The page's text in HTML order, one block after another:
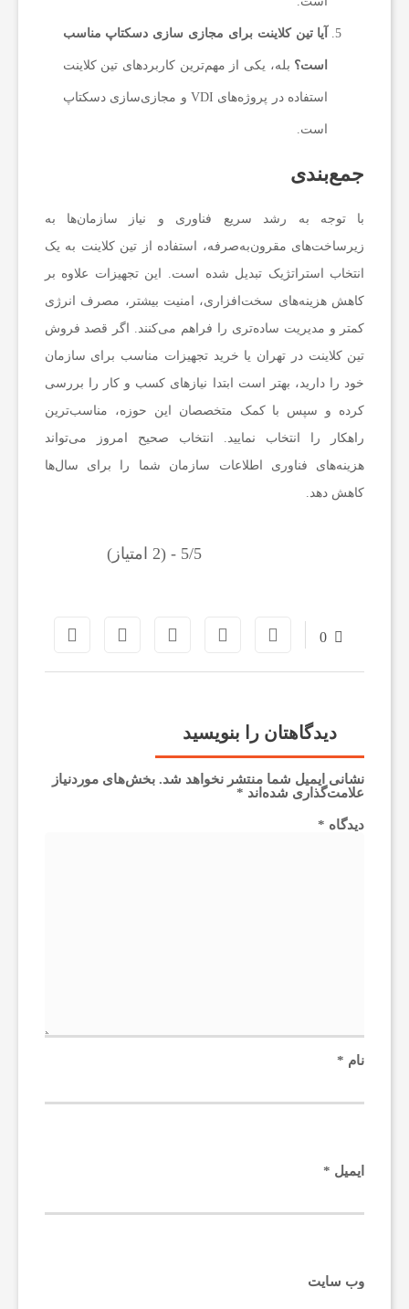
آیا تین کلاینت برای مجازی سازی دسکتاپ مناسب
است؟ بله، یکی از مهم‌ترین کاربردهای تین کلاینت
استفاده در پروژه‌های VDI و مجازی‌سازی دسکتاپ
است.
جمع‌بندی
با توجه به رشد سریع فناوری و نیاز سازمان‌ها به
زیرساخت‌های مقرون‌به‌صرفه، استفاده از تین کلاینت به یک
انتخاب استراتژیک تبدیل شده است. این تجهیزات علاوه بر
کاهش هزینه‌های سخت‌افزاری، امنیت بیشتر، مصرف انرژی
کمتر و مدیریت ساده‌تری را فراهم می‌کنند. اگر قصد فروش
تین کلاینت در تهران یا خرید تجهیزات مناسب برای سازمان
خود را دارید، بهتر است ابتدا نیازهای کسب‌ و کار را بررسی
کرده و سپس با کمک متخصصان این حوزه، مناسب‌ترین
راهکار را انتخاب نمایید. انتخاب صحیح امروز می‌تواند
هزینه‌های فناوری اطلاعات سازمان شما را برای سال‌ها
کاهش دهد.
5/5 - (2 امتیاز)
0
دیدگاهتان را بنویسید
نشانی ایمیل شما منتشر نخواهد شد. بخش‌های موردنیاز
علامت‌گذاری شده‌اند *
دیدگاه *
نام *
ایمیل *
وب‌ سایت